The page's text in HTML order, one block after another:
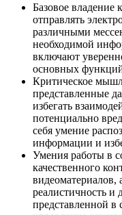
Базовое владение
отправлять
различными
необходимой
включают
основных
Критическое
представленные
избегать
потенциально
себя умение
информации и
Умения работы в
качественного
видеоматериалов,
реалистичность и
представленной